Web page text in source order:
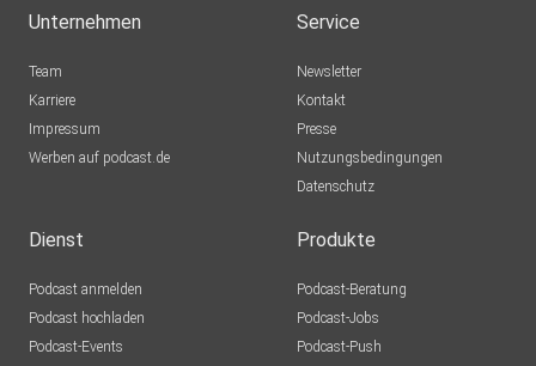
Unternehmen
Team
Karriere
Impressum
Werben auf podcast.de
Service
Newsletter
Kontakt
Presse
Nutzungsbedingungen
Datenschutz
Dienst
Podcast anmelden
Podcast hochladen
Podcast-Events
Produkte
Podcast-Beratung
Podcast-Jobs
Podcast-Push